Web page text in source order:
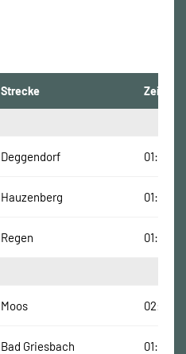
Strecke Zeit
Deggendorf
Hauzenberg
Regen
Moos
Bad Griesbach